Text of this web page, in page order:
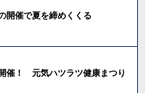
開催で夏を締めくくる
催！ 元気ハツラツ健康まつり